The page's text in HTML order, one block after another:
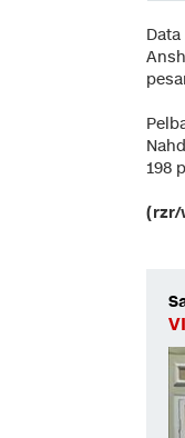
198
(rzr/